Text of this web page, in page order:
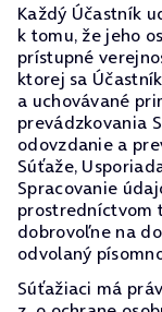
Každý Účastník
k tomu, že jeho
prístupné
ktorej sa
a uchovávané
prevádzkovania
odovzdanie a
Súťaže,
Spracovanie
prostredníctvom
dobrovoľne na
odvolaný
Súťažiaci má